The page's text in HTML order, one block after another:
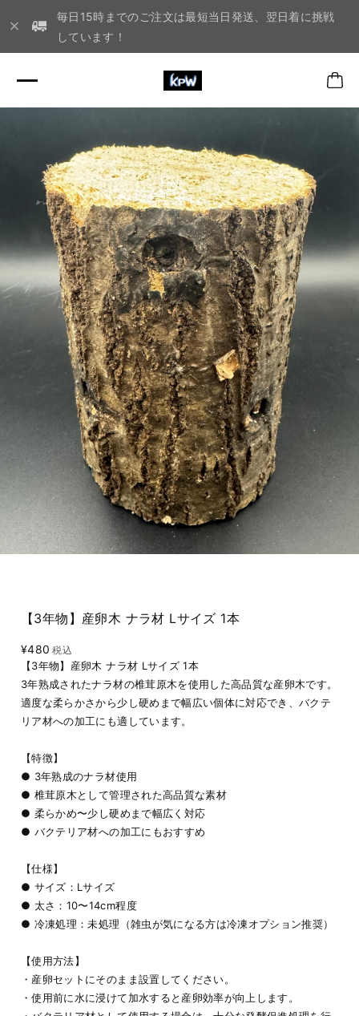
毎日15時までのご注文は最短当日発送、翌日着に挑戦
しています！
【3年物】産卵木 ナラ材 Lサイズ 1本
¥480 税込
【3年物】産卵木 ナラ材 Lサイズ 1本
3年熟成されたナラ材の椎茸原木を使用した高品質な産卵木です。
適度な柔らかさから少し硬めまで幅広い個体に対応でき、バクテ
リア材への加工にも適しています。
【特徴】
● 3年熟成のナラ材使用
● 椎茸原木として管理された高品質な素材
● 柔らかめ〜少し硬めまで幅広く対応
● バクテリア材への加工にもおすすめ
【仕様】
● サイズ：Lサイズ
● 太さ：10〜14cm程度
● 冷凍処理：未処理（雑虫が気になる方は冷凍オプション推奨）
【使用方法】
・産卵セットにそのまま設置してください。
・使用前に水に浸けて加水すると産卵効率が向上します。